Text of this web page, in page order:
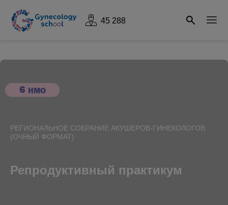
45 288
РЕГИОНАЛЬНОЕ СОБРАНИЕ АКУШЕРОВ-ГИНЕКОЛОГОВ
(ОЧНЫЙ ФОРМАТ)
6 НМО
Репродуктивный практикум